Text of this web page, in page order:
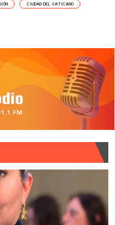
CIUDAD DEL VATICANO